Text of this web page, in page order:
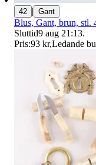
42 | Gant
Blus, Gant, brun, stl.
Sluttid9 aug 21:13.
Pris:93 kr,Ledande